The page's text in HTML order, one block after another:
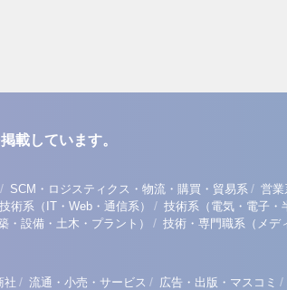
載しています。
/ SCM・ロジスティクス・物流・購買・貿易系 / 営業
技術系（IT・Web・通信系） / 技術系（電気・電子・
・設備・土木・プラント） / 技術・専門職系（メデ
社 / 流通・小売・サービス / 広告・出版・マスコミ /